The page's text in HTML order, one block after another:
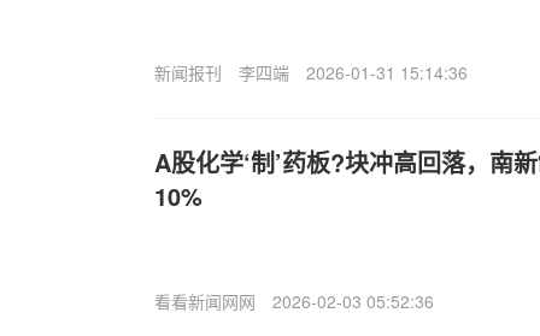
新闻报刊 李四端 2026-01-31 15:14:36
A股化学‘制’药板?块冲高回落，南
10%
看看新闻网网 2026-02-03 05:52:36